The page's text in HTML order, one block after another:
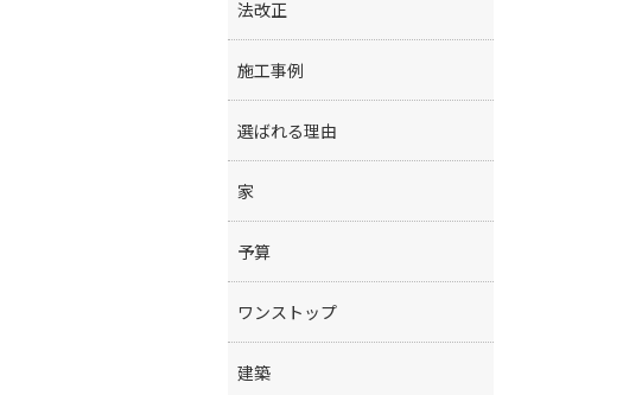
法改正
施工事例
選ばれる理由
家
予算
ワンストップ
建築